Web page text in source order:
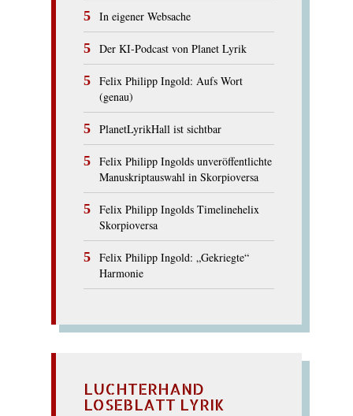
In eigener Websache
Der KI-Podcast von Planet Lyrik
Felix Philipp Ingold: Aufs Wort
(genau)
PlanetLyrikHall ist sichtbar
Felix Philipp Ingolds unveröffentlichte
Manuskriptauswahl in Skorpioversa
Felix Philipp Ingolds Timelinehelix
Skorpioversa
Felix Philipp Ingold: „Gekriegte“
Harmonie
LUCHTERHAND
LOSEBLATT LYRIK